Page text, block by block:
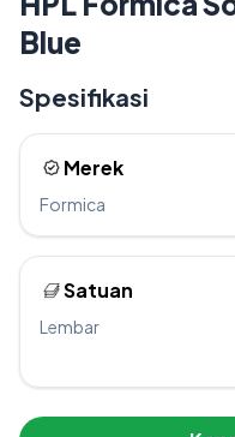
Blue
Spesifikasi
Merek
Formica
Satuan
Lembar